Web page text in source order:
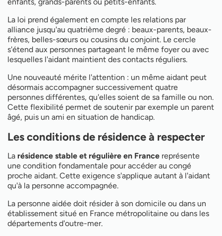
La loi prend également en compte les relations par
alliance jusqu'au quatrième degré : beaux-parents, beaux-
frères, belles-sœurs ou cousins du conjoint. Le cercle
s'étend aux personnes partageant le même foyer ou avec
lesquelles l'aidant maintient des contacts réguliers.
Une nouveauté mérite l'attention : un même aidant peut
désormais accompagner successivement quatre
personnes différentes, qu'elles soient de sa famille ou non.
Cette flexibilité permet de soutenir par exemple un parent
âgé, puis un ami en situation de handicap.
Les conditions de résidence à respecter
La résidence stable et régulière en France représente
une condition fondamentale pour accéder au congé
proche aidant. Cette exigence s'applique autant à l'aidant
qu'à la personne accompagnée.
La personne aidée doit résider à son domicile ou dans un
établissement situé en France métropolitaine ou dans les
départements d'outre-mer.